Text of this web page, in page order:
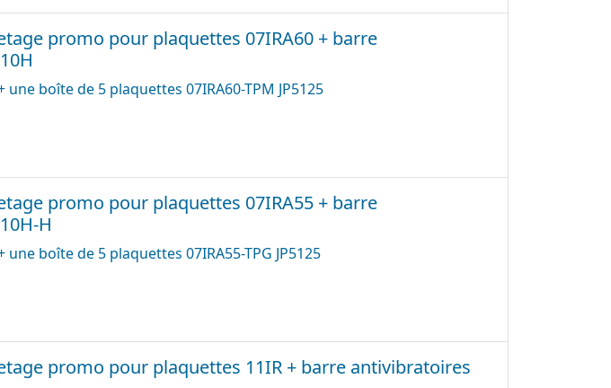
promo pour plaquettes 07IRA60 + barre
une boîte de 5 plaquettes 07IRA60-TPM JP5125
promo pour plaquettes 07IRA55 + barre
H
une boîte de 5 plaquettes 07IRA55-TPG JP5125
promo pour plaquettes 11IR + barre antivibratoires